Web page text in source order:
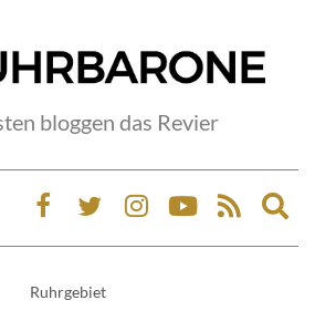
bloggen das Revier
Ruhrgebiet